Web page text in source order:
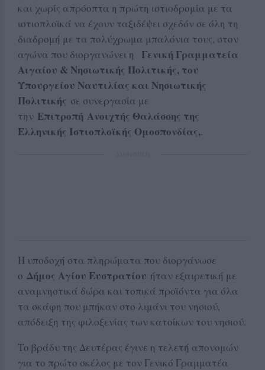
και χωρίς απρόοπτα η πρώτη ιστιοδρομία με τα
ιστιοπλοϊκά να έχουν ταξιδέψει σχεδόν σε όλη τη
διαδρομή με τα πολύχρωμα μπαλόνια τους, στον
αγώνα που διοργανώνει η
Γενική Γραμματεία
Αιγαίου & Νησιωτικής Πολιτικής, του
Υπουργείου Ναυτιλίας και Νησιωτικής
Πολιτικής σε συνεργασία με
την Επιτροπή Aνοιχτής Θαλάσσης της
Ελληνικής Ιστιοπλοϊκής Ομοσπονδίας,.
Η υποδοχή στα πληρώματα που διοργάνωσε
ο Δήμος Αγίου Ευστρατίου ήταν εξαιρετική με
αναμνηστικά δώρα και τοπικά προϊόντα για όλα
τα σκάφη που μπήκαν στο λιμάνι του νησιού,
απόδειξη της φιλοξενίας των κατοίκων του νησιού.
Το βράδυ της Δευτέρας έγινε η τελετή απονομών
για το πρώτο σκέλος με τον Γενικό Γραμματέα